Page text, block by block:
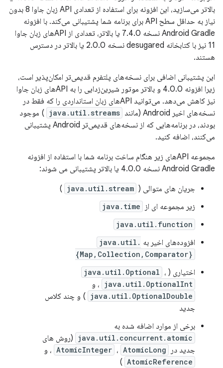
بالاتر می‌سازید، این افزونه برای استفاده از تعدادی API زبان جاوا 8 بدون
نیاز به حداقل سطح API برای برنامه شما پشتیبانی می‌کند. با افزونه
Android Gradle نسخه 7.4.0 یا بالاتر، تعدادی از APIهای زبان جاوا
11 نیز با کتابخانه desugared نسخه 2.0.0 یا بالاتر در دسترس
هستند.
این پشتیبانی اضافی برای نسخه‌های پلتفرم قدیمی‌تر امکان‌پذیر است،
زیرا افزونه 4.0.0 و بالاتر موتور شیرین‌زدایی را به API‌های زبان جاوا
نیز کاهش می‌دهد. می‌توانید APIهای زبان استانداردی را که فقط در
نسخه‌های اخیر Android (مانند
java.util.streams ) موجود
بودند، در برنامه‌هایی که از نسخه‌های قدیمی‌تر Android پشتیبانی
می‌کنند، اضافه کنید.
مجموعه APIهای زیر هنگام ساخت برنامه شما با استفاده از افزونه
Android Gradle نسخه 4.0.0 یا بالاتر پشتیبانی می شوند:
جریان های متوالی ( java.util.stream
)
زیر مجموعه ای از
java.time
java.util.function
افزوده‌های اخیر به java.util.
{Map,Collection,Comparator}
اختیاری ( java.util.Optional ،
java.util.OptionalInt ، و
java.util.OptionalDouble ) و چند کلاس
جدید
برخی از موارد اضافه شده به
java.util.concurrent.atomic (روش های
جدید در
AtomicInteger ، AtomicLong ، و
AtomicReference
)